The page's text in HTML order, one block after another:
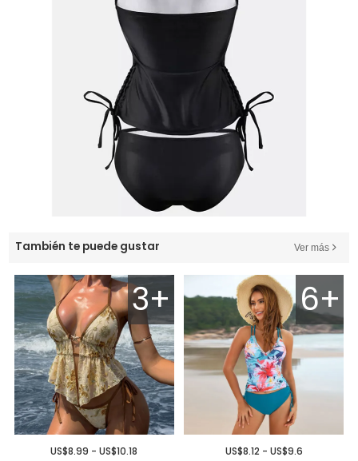
También te puede gustar Ver más
3+
US$8.99 - US$10.18
6+
US$8.12 - US$9.6